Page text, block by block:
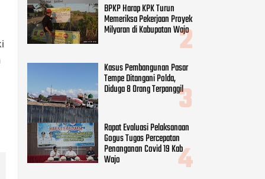
BPKP Harap KPK Turun
Memeriksa Pekerjaan Proyek
Milyaran di Kabupatan Wajo
Kasus Pembangunan Pasar
Tempe Ditangani Polda,
Diduga 8 Orang Terpanggil
Rapat Evaluasi Pelaksanaan
Gogus Tugas Percepatan
Penanganan Covid 19 Kab
Wajo